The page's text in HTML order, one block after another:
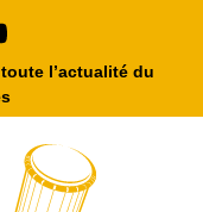
l’actualité du